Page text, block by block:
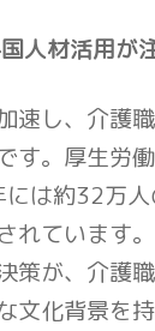
人材活用が
速し、介護
す。厚生労
は約32万
れています
策が、介護
文化背景を